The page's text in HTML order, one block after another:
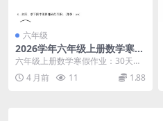
六年级
2026学年六年级上册数学寒假
作业每日一练（高清电子版打
六年级上册数学寒假作业：30天每
日一练高效复习方案 六年级上学期
是小升初衔接的关...
4 月前 11 1.88